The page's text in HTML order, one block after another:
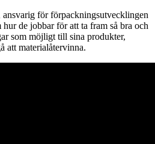
för förpackningsutvecklingen
de jobbar för att ta fram så bra och
som möjligt till sina produkter,
att materialåtervinna.